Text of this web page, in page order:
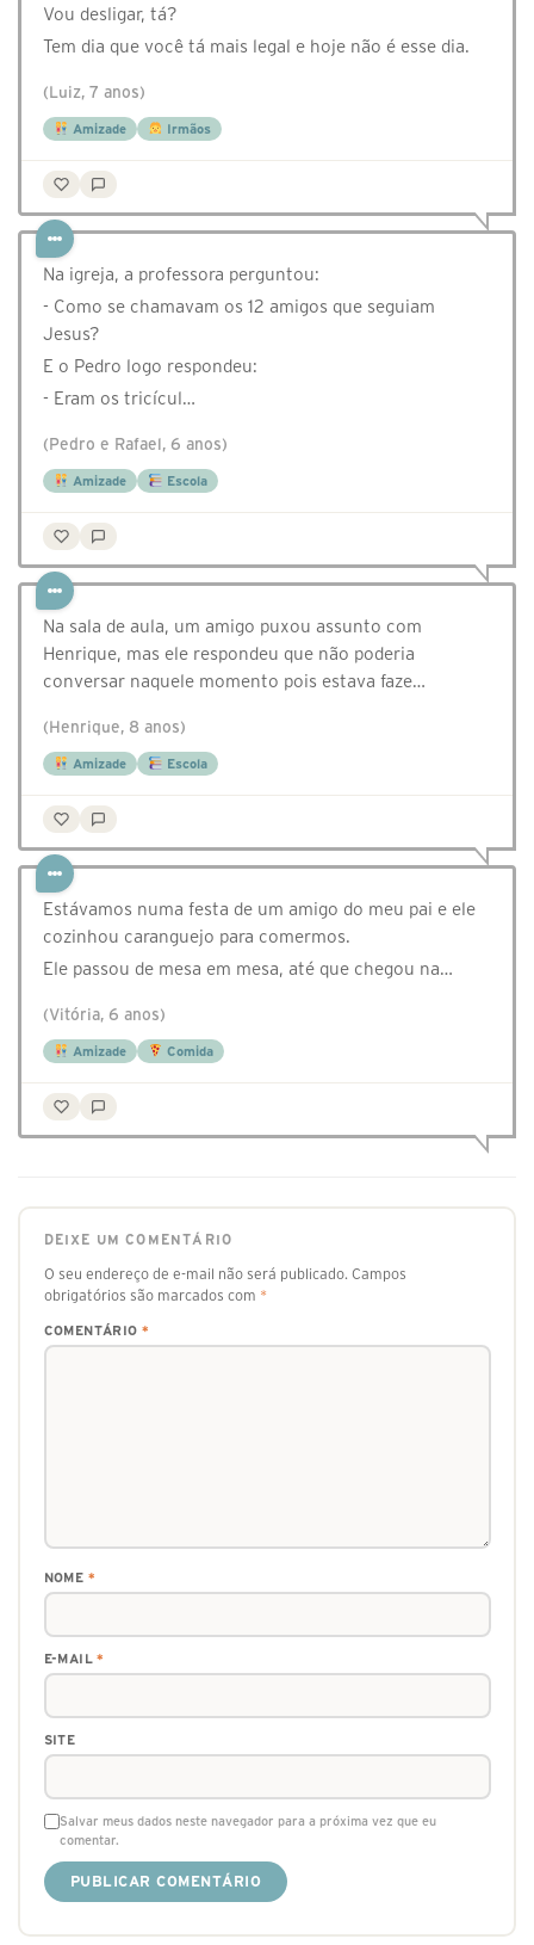
Vou desligar, tá?
Tem dia que você tá mais legal e hoje não é esse dia.
(Luiz, 7 anos)
Amizade Irmãos
Na igreja, a professora perguntou:
- Como se chamavam os 12 amigos que seguiam
Jesus?
E o Pedro logo respondeu:
- Eram os tricícul…
(Pedro e Rafael, 6 anos)
Amizade Escola
Na sala de aula, um amigo puxou assunto com
Henrique, mas ele respondeu que não poderia
conversar naquele momento pois estava faze…
(Henrique, 8 anos)
Amizade Escola
Estávamos numa festa de um amigo do meu pai e ele
cozinhou caranguejo para comermos.
Ele passou de mesa em mesa, até que chegou na…
(Vitória, 6 anos)
Amizade Comida
DEIXE UM COMENTÁRIO
O seu endereço de e-mail não será publicado. Campos
obrigatórios são marcados com *
COMENTÁRIO *
NOME *
E-MAIL*
SITE
Salvar meus dados neste navegador para a próxima vez que eu
comentar.